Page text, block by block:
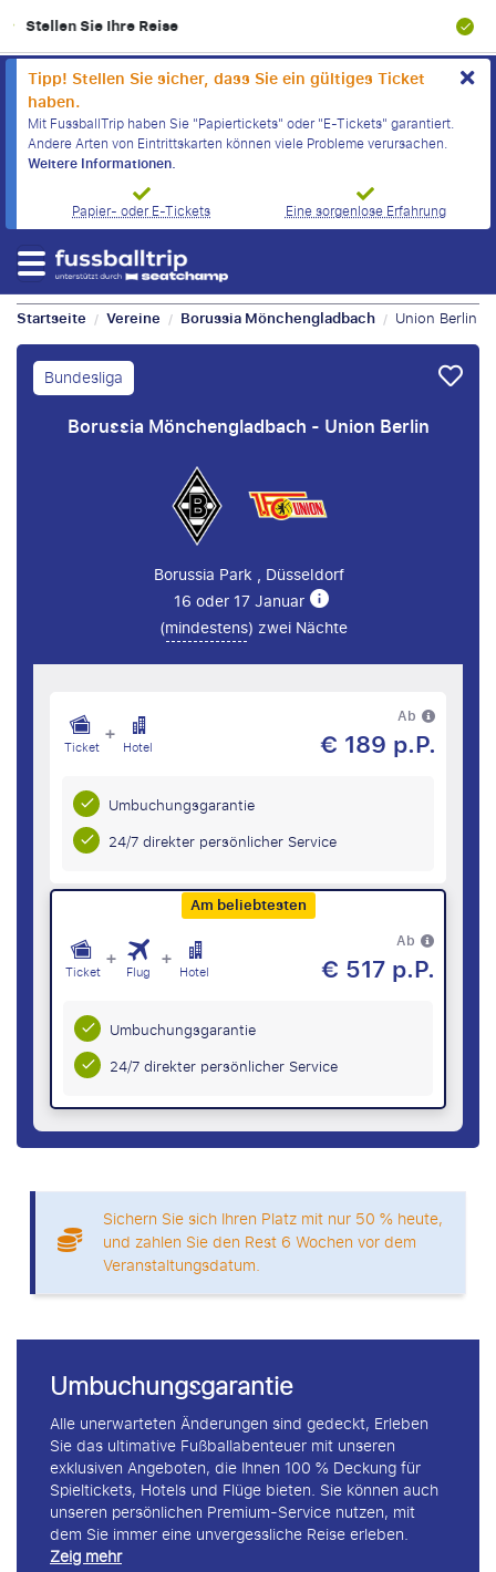
100% Finanzielle Absicherung
Tipp! Stellen Sie sicher, dass Sie ein gültiges Ticket
haben.
Mit FussballTrip haben Sie "Papiertickets" oder "E-Tickets" garantiert.
Andere Arten von Eintrittskarten können viele Probleme verursachen.
Weitere Informationen.
Papier- oder E-Tickets
Eine sorgenlose Erfahrung
Startseite / Vereine / Borussia Mönchengladbach / Union Berlin
Bundesliga
Borussia Mönchengladbach - Union Berlin
Borussia Park , Düsseldorf
16 oder 17 Januar
(mindestens) zwei Nächte
Ticket + Hotel
Ab
€ 189 p.P.
Umbuchungsgarantie
24/7 direkter persönlicher Service
Am beliebtesten
Ticket + Flug + Hotel
Ab
€ 517 p.P.
Umbuchungsgarantie
24/7 direkter persönlicher Service
Sichern Sie sich Ihren Platz mit nur 50 % heute,
und zahlen Sie den Rest 6 Wochen vor dem
Veranstaltungsdatum.
Umbuchungsgarantie
Alle unerwarteten Änderungen sind gedeckt, Erleben
Sie das ultimative Fußballabenteuer mit unseren
exklusiven Angeboten, die Ihnen 100 % Deckung für
Spieltickets, Hotels und Flüge bieten. Sie können auch
unseren persönlichen Premium-Service nutzen, mit
dem Sie immer eine unvergessliche Reise erleben.
Zeig mehr